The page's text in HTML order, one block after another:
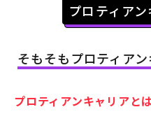
プロティア
そもそもプロティア
プロティアンキャリアと